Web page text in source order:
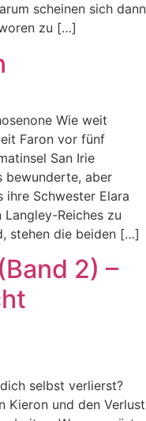
scheinen sich dann
zu […]
Wie weit
Faron vor fünf
San Irie
bewunderte, aber
ihre Schwester Elara
Reiches zu
stehen die beiden […]
2) –
selbst verlierst?
Kieron und den Verlust